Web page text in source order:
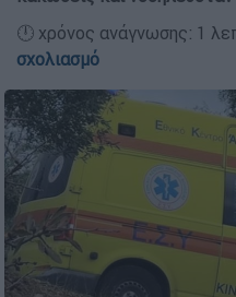
🕛 χρόνος ανάγνωσης: 1
σχολιασμό